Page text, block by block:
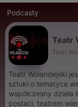
Podcasty
Teatr
Teatr
Teatr Wolandejski
sztuki o tematyce
współczesny
postaci, teatrem